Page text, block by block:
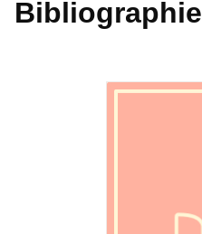
Bibliographie